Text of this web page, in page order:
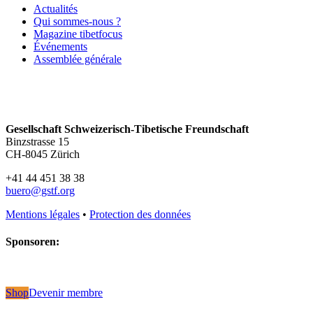
Actualités
Qui sommes-nous ?
Magazine tibetfocus
Événements
Assemblée générale
Gesellschaft Schweizerisch-Tibetische Freundschaft
Binzstrasse 15
CH-8045 Zürich
+41 44 451 38 38
buero@gstf.org
Mentions légales • Protection des données
Sponsoren:
ShopDevenir membre